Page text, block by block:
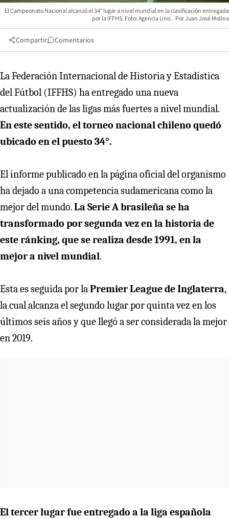
El Campeonato Nacional alcanzó el 34° lugar a nivel mundial en la clasificación entregada
por la IFFHS. Foto: Agencia Uno.
Juan José Molina
Compartir Comentarios
La Federación Internacional de Historia y Estadística
del Fútbol (IFFHS) ha entregado una nueva
actualización de las ligas más fuertes a nivel mundial.
En este sentido, el torneo nacional chileno quedó
ubicado en el puesto 34°.
El informe publicado en la página oficial del organismo
ha dejado a una competencia sudamericana como la
mejor del mundo.La Serie A brasileña se ha
transformado por segunda vez en la historia de
este ránking, que se realiza desde 1991, en la
mejor a nivel mundial.
Esta es seguida por laPremier League de Inglaterra,
la cual alcanza el segundo lugar por quinta vez en los
últimos seis años y que llegó a ser considerada la mejor
en 2019.
El tercer lugar fue entregado a la liga española